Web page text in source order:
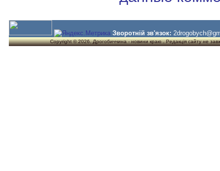
Зворотній зв'язок:
Copyright © 2026. Дрогобиччина - новини краю . Редакція сайту не